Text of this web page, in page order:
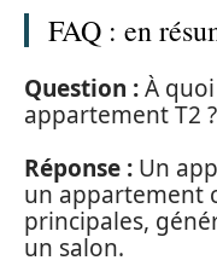
FAQ : en
Question :À
appartement T2 ?
Réponse : Un
un appartement
principales,
un salon.